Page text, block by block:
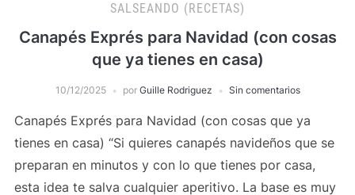
SALSEANDO (RECETAS)
Canapés Exprés para Navidad (con cosas
que ya tienes en casa)
10/12/2025 por Guille Rodriguez Sin comentarios
Canapés Exprés para Navidad (con cosas que ya
tienes en casa) “Si quieres canapés navideños que se
preparan en minutos y con lo que tienes por casa,
esta idea te salva cualquier aperitivo. La base es muy